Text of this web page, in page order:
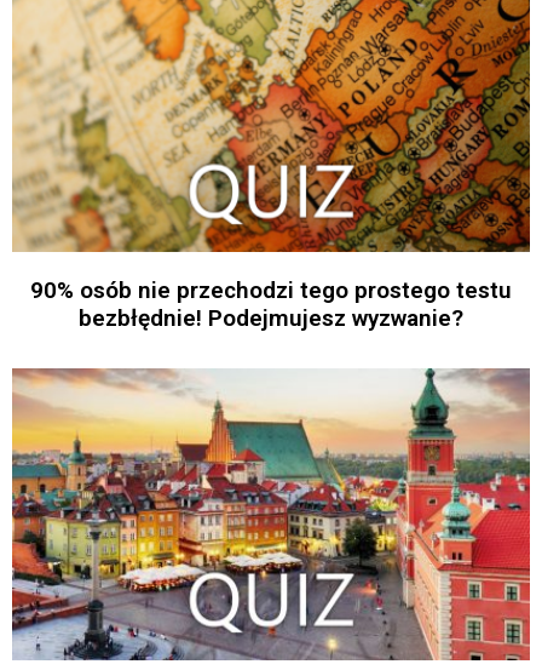
90% osób nie przechodzi tego prostego testu
bezbłędnie! Podejmujesz wyzwanie?